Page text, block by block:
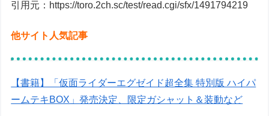
引用元：https://toro.2ch.sc/test/read.cgi/sfx/1491794219
他サイト人気記事
【書籍】「仮面ライダーエグゼイド超全集 特別版 ハイパ
ームテキBOX」発売決定、限定ガシャット＆装動など